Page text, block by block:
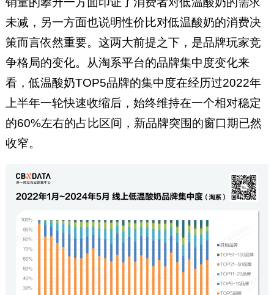
未减，另一方面也说明性价比对低温酸奶的消费决
策而言依然重要。这两大前提之下，是品牌玩家竞
争格局的变化。从淘系平台的品牌集中度变化来
看，低温酸奶TOP5品牌的集中度在经历过2022年
上半年一轮快速收缩后，始终维持在一个相对稳定
的60%左右的占比区间，新品牌突围的窗口期已然
收窄。